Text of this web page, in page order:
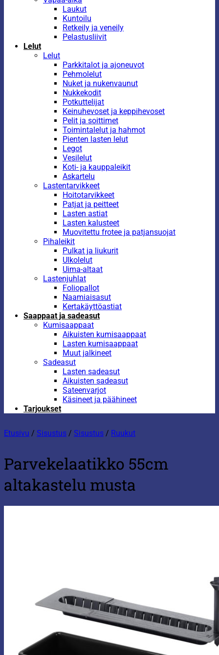
Laukut
Kuntoilu
Retkeily ja veneily
Pelastusliivit
Lelut
Lelut
Parkkitalot ja ajoneuvot
Pehmolelut
Nuket ja nukenvaunut
Nukkekodit
Potkuttelijat
Keinuhevoset ja keppihevoset
Pelit ja soittimet
Toimintalelut ja hahmot
Pienten lasten lelut
Legot
Vesilelut
Koti- ja kauppaleikit
Askartelu
Lastentarvikkeet
Hoitotarvikkeet
Patjat ja peitteet
Lasten astiat
Lasten kalusteet
Muovitettu frotee ja patjansuojat
Pihaleikit
Pulkat ja liukurit
Ulkolelut
Uima-altaat
Lastenjuhlat
Foliopallot
Naamiaisasut
Kertakäyttöastiat
Saappaat ja sadeasut
Kumisaappaat
Aikuisten kumisaappaat
Lasten kumisaappaat
Muut jalkineet
Sadeasut
Lasten sadeasut
Aikuisten sadeasut
Sateenvarjot
Käsineet ja päähineet
Tarjoukset
Etusivu / Sisustus / Sisustus / Ruukut
Parvekelaatikko 55cm
altakastelu musta